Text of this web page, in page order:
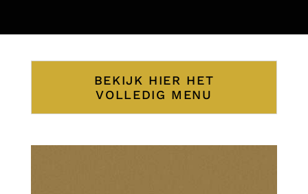
BEKIJK HIER HET
VOLLEDIG MENU